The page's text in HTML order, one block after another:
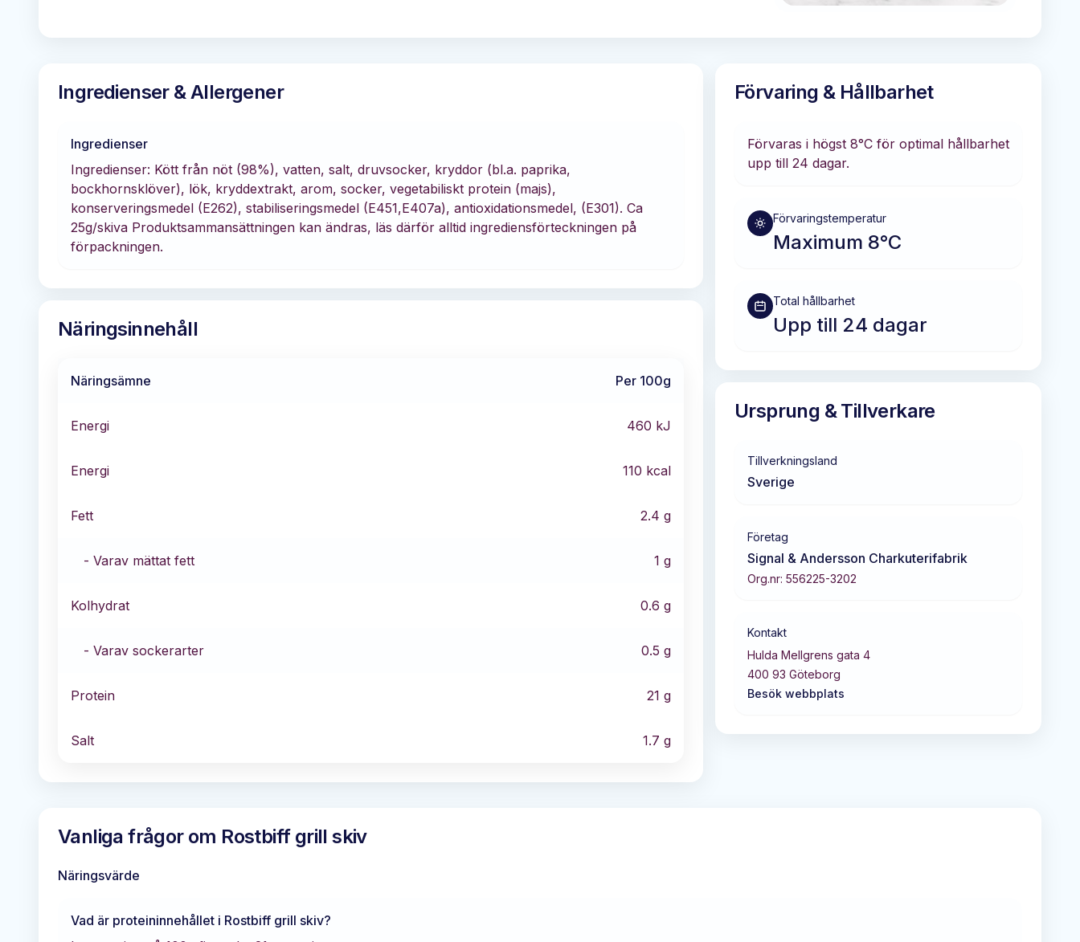
Ingredienser & Allergener
Ingredienser
Ingredienser: Kött från nöt (98%), vatten, salt, druvsocker, kryddor (bl.a. paprika,
bockhornsklöver), lök, kryddextrakt, arom, socker, vegetabiliskt protein (majs),
konserveringsmedel (E262), stabiliseringsmedel (E451,E407a), antioxidationsmedel, (E301). Ca
25g/skiva Produktsammansättningen kan ändras, läs därför alltid ingrediensförteckningen på
förpackningen.
Näringsinnehåll
Näringsämne Per 100g
Energi 460 kJ
Energi 110 kcal
Fett 2.4 g
- Varav mättat fett 1 g
Kolhydrat 0.6 g
- Varav sockerarter 0.5 g
Protein 21 g
Salt 1.7 g
Förvaring & Hållbarhet
Förvaras i högst 8°C för optimal hållbarhet
upp till 24 dagar.
Förvaringstemperatur
Maximum 8°C
Total hållbarhet
Upp till 24 dagar
Ursprung & Tillverkare
Tillverkningsland
Sverige
Företag
Signal & Andersson Charkuterifabrik
Org.nr: 556225-3202
Kontakt
Hulda Mellgrens gata 4
400 93 Göteborg
Besök webbplats
Vanliga frågor om Rostbiff grill skiv
Näringsvärde
Vad är proteininnehållet i Rostbiff grill skiv?